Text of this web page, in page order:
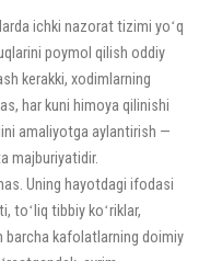
ichki nazorat tizimi yoʻq
poymol qilish oddiy
kerakki, xodimlarning
har kuni himoya qilinishi
amaliyotga aylantirish —
majburiyatidir.
Uning hayotdagi ifodasi
toʻliq tibbiy koʻriklar,
kafolatlarning doimiy